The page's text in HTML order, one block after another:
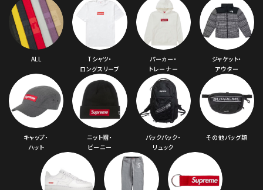
ALL
Tシャツ・
ロングスリーブ
パーカー・
トレーナー
ジャケット・
アウター
キャップ・
ハット
ニット帽・
ビーニー
バックパック・
リュック
その他バッグ類